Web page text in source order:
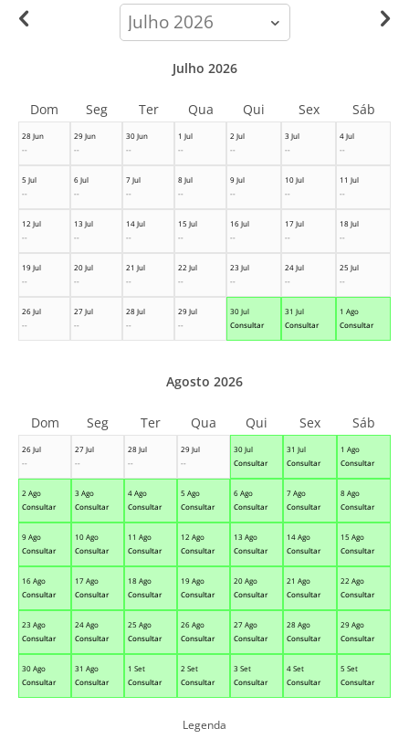
calendar-
month
28 Jun
--
29 Jun
--
30 Jun
--
1 Jul
--
2 Jul
--
3 Jul
--
4 Jul
--
5 Jul
--
6 Jul
--
7 Jul
--
8 Jul
--
9 Jul
--
10 Jul
--
11 Jul
--
12 Jul
--
13 Jul
--
14 Jul
--
15 Jul
--
16 Jul
--
17 Jul
--
18 Jul
--
19 Jul
--
20 Jul
--
21 Jul
--
22 Jul
--
23 Jul
--
24 Jul
--
25 Jul
--
26 Jul
--
27 Jul
--
28 Jul
--
29 Jul
--
30 Jul
Consultar
31 Jul
Consultar
1 Ago
Consultar
Julho 2026
Dom Seg Ter Qua Qui Sex Sáb
26 Jul
--
27 Jul
--
28 Jul
--
29 Jul
--
30 Jul
Consultar
31 Jul
Consultar
1 Ago
Consultar
2 Ago
Consultar
3 Ago
Consultar
4 Ago
Consultar
5 Ago
Consultar
6 Ago
Consultar
7 Ago
Consultar
8 Ago
Consultar
9 Ago
Consultar
10 Ago
Consultar
11 Ago
Consultar
12 Ago
Consultar
13 Ago
Consultar
14 Ago
Consultar
15 Ago
Consultar
16 Ago
Consultar
17 Ago
Consultar
18 Ago
Consultar
19 Ago
Consultar
20 Ago
Consultar
21 Ago
Consultar
22 Ago
Consultar
23 Ago
Consultar
24 Ago
Consultar
25 Ago
Consultar
26 Ago
Consultar
27 Ago
Consultar
28 Ago
Consultar
29 Ago
Consultar
30 Ago
Consultar
31 Ago
Consultar
1 Set
Consultar
2 Set
Consultar
3 Set
Consultar
4 Set
Consultar
5 Set
Consultar
Agosto 2026
Dom Seg Ter Qua Qui Sex Sáb
Legenda